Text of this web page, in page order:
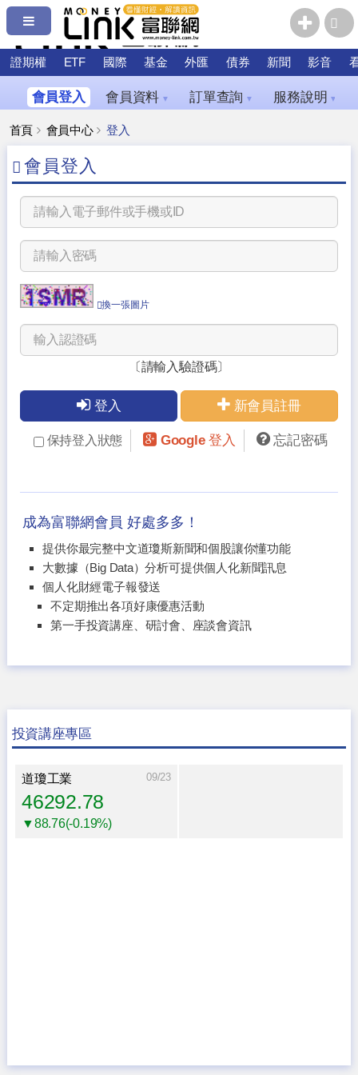
證期權 ETF 國際 基金 外匯 債券 新聞 影音
會員登入 會員資料 ▼ 訂單查詢 ▼ 服務說明 ▼
首頁 會員中心 登入
會員登入
換一張圖片
〔請輸入驗證碼〕
登入 新會員註冊
保持登入狀態 Google 登入 忘記密碼
成為富聯網會員 好處多多！
提供你最完整中文道瓊斯新聞和個股讓你懂功能
大數據（Big Data）分析可提供個人化新聞訊息
個人化財經電子報發送
不定期推出各項好康優惠活動
第一手投資講座、研討會、座談會資訊
投資講座專區
道瓊工業 09/23
46292.78
▼88.76(-0.19%)